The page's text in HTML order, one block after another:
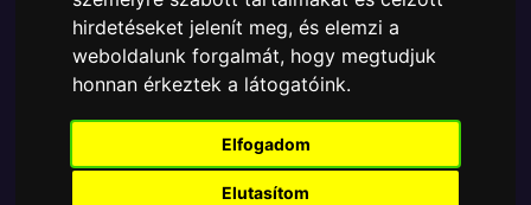
hirdetéseket jelenít meg, és elemzi a
weboldalunk forgalmát, hogy megtudjuk
honnan érkeztek a látogatóink.
Elfogadom
Elutasítom
TOVÁBB A VÁSÁRLÁSRA
Tetszik? Osszd meg másokkal!